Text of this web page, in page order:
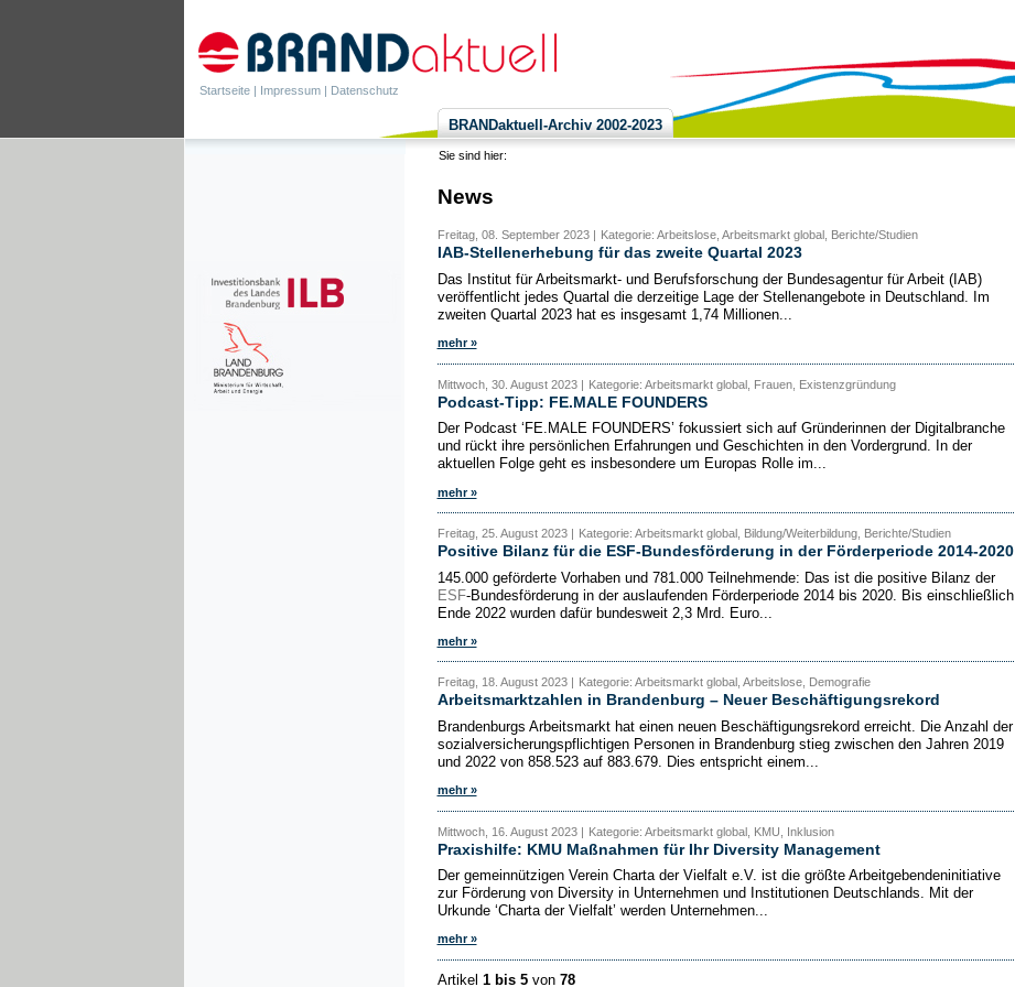
Startseite | Impressum | Datenschutz
BRANDaktuell-Archiv 2002-2023
Sie sind hier:
News
Freitag, 08. September 2023 | Kategorie: Arbeitslose, Arbeitsmarkt global, Berichte/Studien
IAB-Stellenerhebung für das zweite Quartal 2023
Das Institut für Arbeitsmarkt- und Berufsforschung der Bundesagentur für Arbeit (IAB)
veröffentlicht jedes Quartal die derzeitige Lage der Stellenangebote in Deutschland. Im
zweiten Quartal 2023 hat es insgesamt 1,74 Millionen...
mehr »
Mittwoch, 30. August 2023 | Kategorie: Arbeitsmarkt global, Frauen, Existenzgründung
Podcast-Tipp: FE.MALE FOUNDERS
Der Podcast ‘FE.MALE FOUNDERS’ fokussiert sich auf Gründerinnen der Digitalbranche
und rückt ihre persönlichen Erfahrungen und Geschichten in den Vordergrund. In der
aktuellen Folge geht es insbesondere um Europas Rolle im...
mehr »
Freitag, 25. August 2023 | Kategorie: Arbeitsmarkt global, Bildung/Weiterbildung, Berichte/Studien
Positive Bilanz für die ESF-Bundesförderung in der Förderperiode 2014-2020
145.000 geförderte Vorhaben und 781.000 Teilnehmende: Das ist die positive Bilanz der
ESF-Bundesförderung in der auslaufenden Förderperiode 2014 bis 2020. Bis einschließlich
Ende 2022 wurden dafür bundesweit 2,3 Mrd. Euro...
mehr »
Freitag, 18. August 2023 | Kategorie: Arbeitsmarkt global, Arbeitslose, Demografie
Arbeitsmarktzahlen in Brandenburg – Neuer Beschäftigungsrekord
Brandenburgs Arbeitsmarkt hat einen neuen Beschäftigungsrekord erreicht. Die Anzahl der
sozialversicherungspflichtigen Personen in Brandenburg stieg zwischen den Jahren 2019
und 2022 von 858.523 auf 883.679. Dies entspricht einem...
mehr »
Mittwoch, 16. August 2023 | Kategorie: Arbeitsmarkt global, KMU, Inklusion
Praxishilfe: KMU Maßnahmen für Ihr Diversity Management
Der gemeinnützigen Verein Charta der Vielfalt e.V. ist die größte Arbeitgebendeninitiative
zur Förderung von Diversity in Unternehmen und Institutionen Deutschlands. Mit der
Urkunde ‘Charta der Vielfalt’ werden Unternehmen...
mehr »
Artikel 1 bis 5von 78